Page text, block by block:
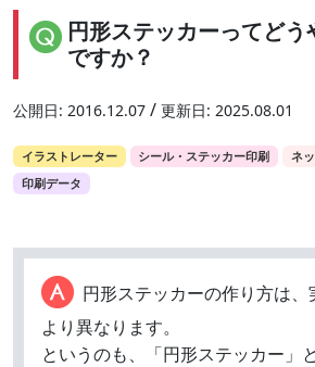
円形ステッカーってど
ですか？
公開日: 2016.12.07 / 更新日: 2025.08.01
イラストレーター シール・ステッカー印刷
ネ
印刷データ
円形ステッカーの作り方は、
より異なります。
というのも、「円形ステッカー」